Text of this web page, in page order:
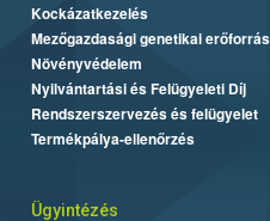
Kockázatkezelés
Mezőgazdasági genetikai
Növényvédelem
Nyilvántartási és Felügyeleti Díj
Rendszerszervezés és felügyelet
Termékpálya-ellenőrzés
Ügyintézés